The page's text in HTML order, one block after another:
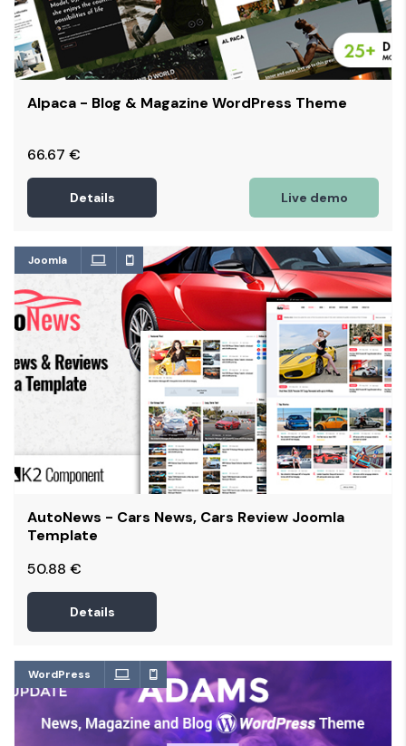
Alpaca - Blog & Magazine WordPress Theme
66.67 €
Details Live demo
Joomla
AutoNews - Cars News, Cars Review Joomla
Template
50.88 €
Details
WordPress